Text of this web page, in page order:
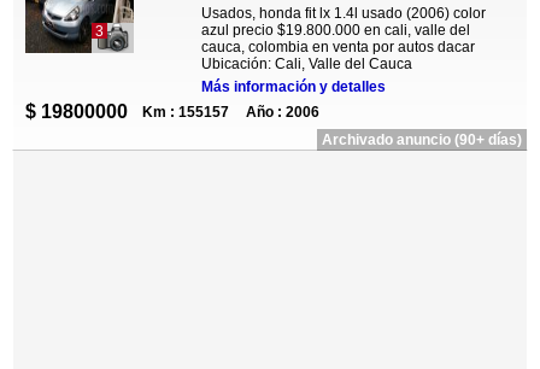
3
Usados, honda fit lx 1.4l usado (2006) color
azul precio $19.800.000 en cali, valle del
cauca, colombia en venta por autos dacar
Ubicación: Cali, Valle del Cauca
Más información y detalles
$ 19800000 Km : 155157
Año : 2006
Archivado anuncio (90+ días)